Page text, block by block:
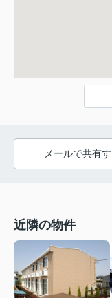
メールで共有
近隣の物件